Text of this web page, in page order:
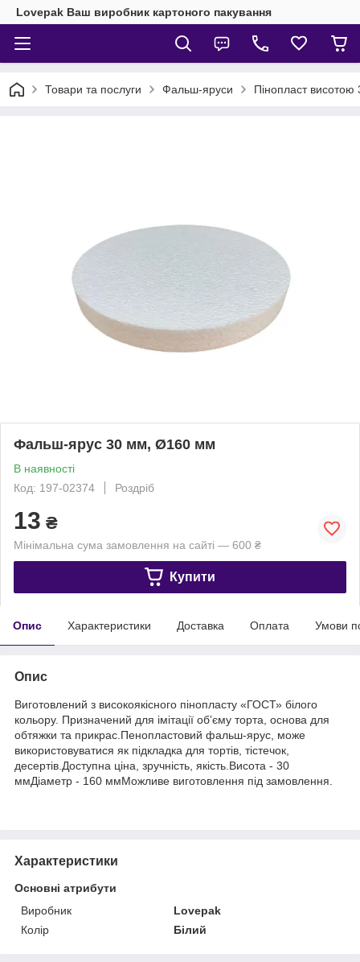
Lovepak Ваш виробник картоного пакування
Товари та послуги Фальш-яруси Пінопласт
Фальш-ярус 30 мм, Ø160 мм
В наявності
Код: 197-02374
Роздріб
13 ₴
Мінімальна сума замовлення на сайті — 600 ₴
Купити
Опис Характеристики Доставка Оплата Умови
Опис
Виготовлений з високоякісного пінопласту «ГОСТ» білого
кольору. Призначений для імітації обʼєму торта, основа для
обтяжки та прикрас.Пенопластовий фальш-ярус, може
використовуватися як підкладка для тортів, тістечок,
десертів.Доступна ціна, зручність, якість.Висота - 30
ммДіаметр - 160 ммМожливе виготовлення під замовлення.
Характеристики
Основні атрибути
Виробник
Lovepak
Колір
Білий